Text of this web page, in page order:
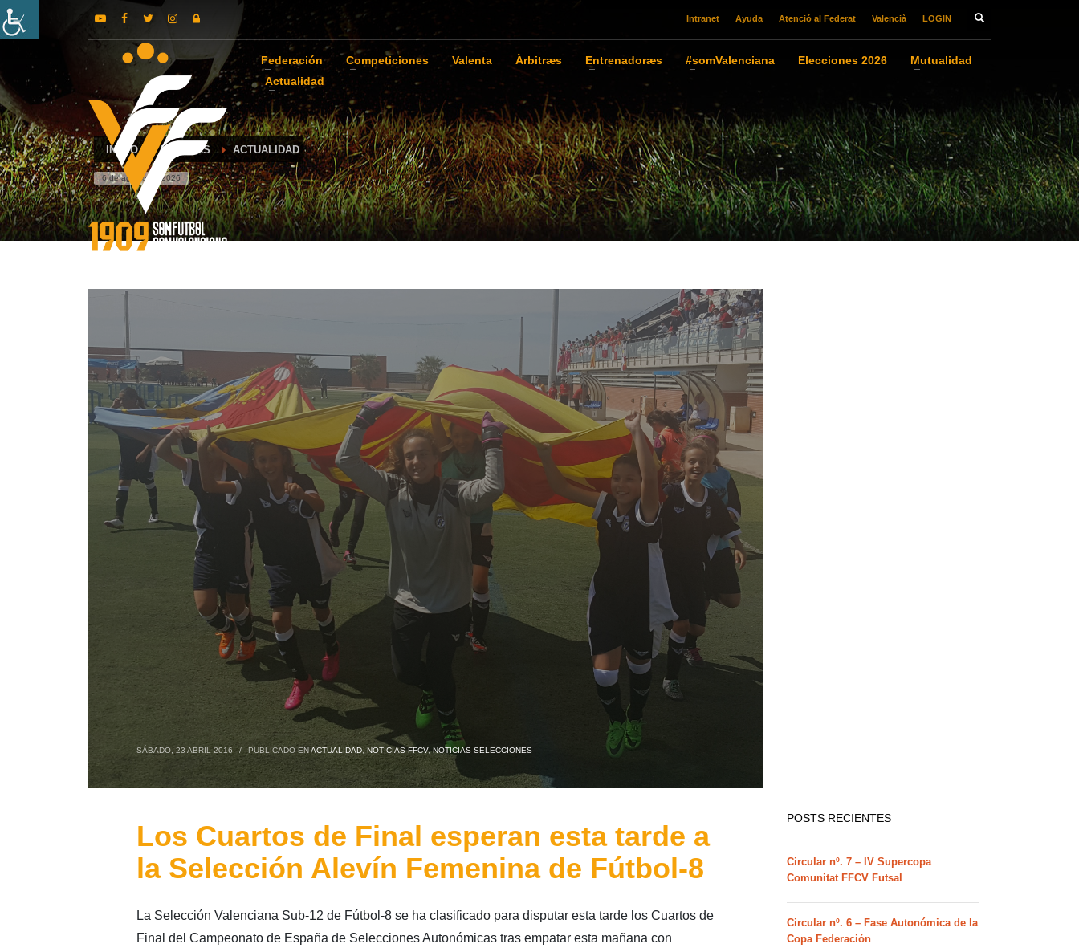
Intranet Ayuda Atenció al Federat Valencià LOGIN
Federación Competiciones Valenta Àrbitræs Entrenadoræs #somValenciana Elecciones 2026
Mutualidad
Actualidad
INICIO NOTICIAS ACTUALIDAD
6 de agosto de 2026
SÁBADO, 23 ABRIL 2016 / PUBLICADO ENACTUALIDAD,NOTICIAS FFCV,NOTICIAS SELECCIONES
Los Cuartos de Final esperan esta tarde a
la Selección Alevín Femenina de Fútbol-8
La Selección Valenciana Sub-12 de Fútbol-8 se ha clasificado para disputar esta tarde los Cuartos de
Final del Campeonato de España de Selecciones Autonómicas tras empatar esta mañana con
POSTS RECIENTES
Circular nº. 7 – IV Supercopa
Comunitat FFCV Futsal
Circular nº. 6 – Fase Autonómica de la
Copa Federación